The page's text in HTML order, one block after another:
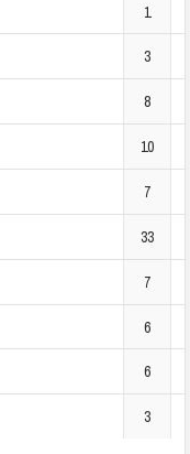
1
3
8
10
7
33
7
6
6
3